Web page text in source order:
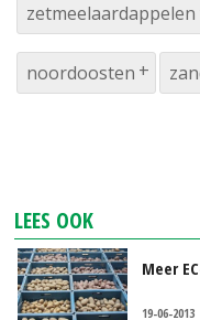
zetmeelaardappelen
noordoosten
LEES OOK
Meer
19-06-2013